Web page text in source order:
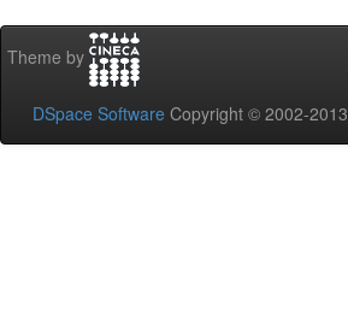
Theme by
DSpace Software Copyright © 2002-2013